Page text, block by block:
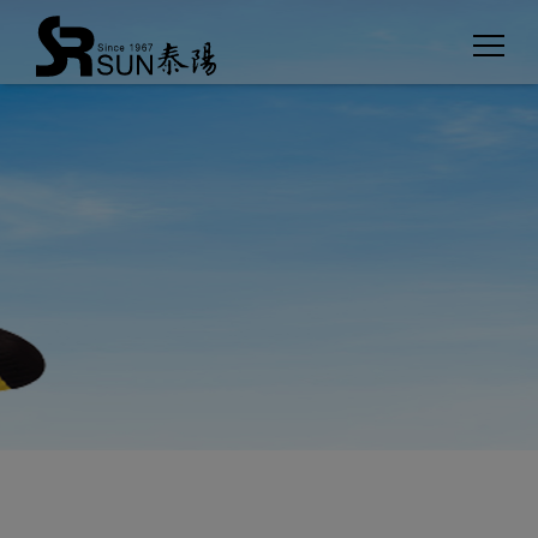
Cookies management panel